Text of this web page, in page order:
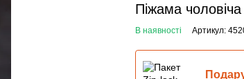
Піжама
В наявності Артикул: